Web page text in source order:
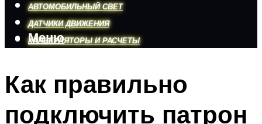
АВТОМОБИЛЬНЫЙ СВЕТ
ДАТЧИКИ ДВИЖЕНИЯ
КАЛЬКУЛЯТОРЫ И РАСЧЕТЫ
Меню
Меню
Как правильно
подключить патрон